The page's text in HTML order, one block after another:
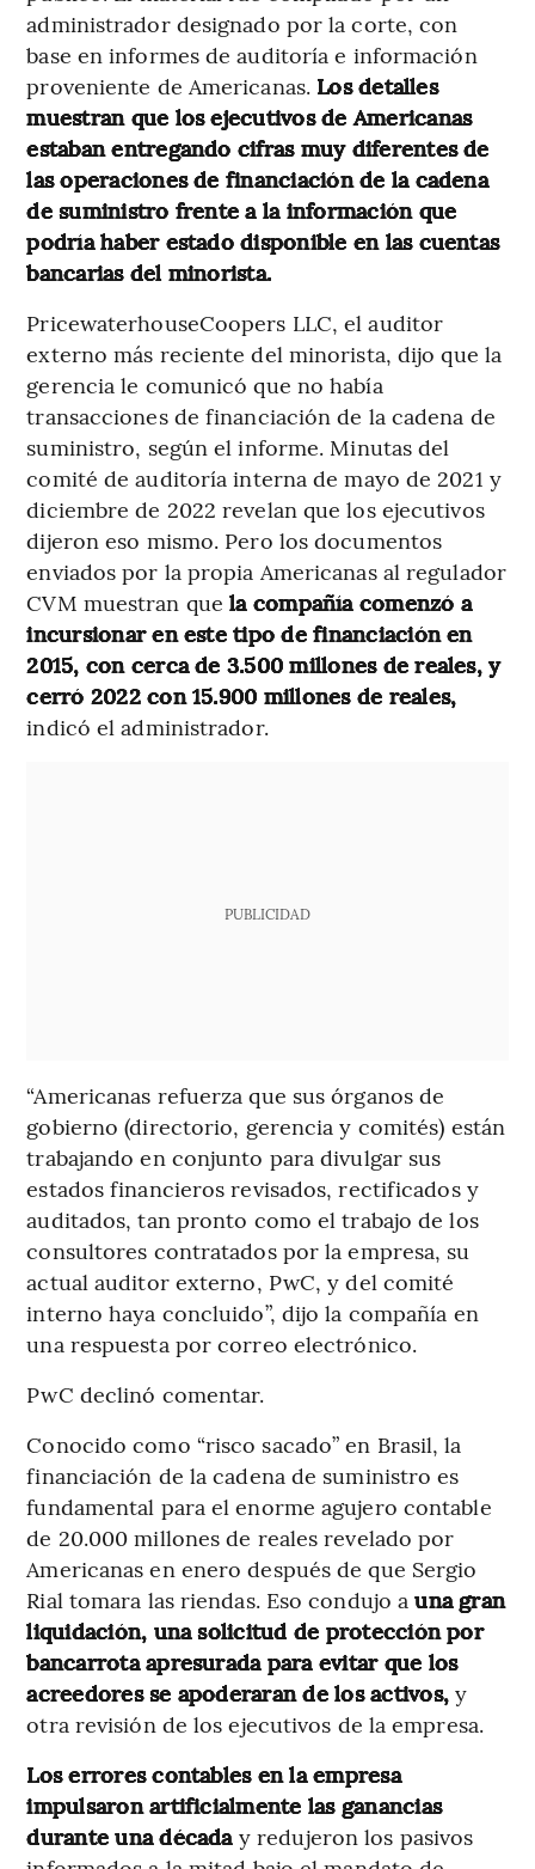
administrador designado por la corte, con
base en informes de auditoría e información
proveniente de Americanas. Los detalles
muestran que los ejecutivos de Americanas
estaban entregando cifras muy diferentes de
las operaciones de financiación de la cadena
de suministro frente a la información que
podría haber estado disponible en las cuentas
bancarias del minorista.
PricewaterhouseCoopers LLC, el auditor
externo más reciente del minorista, dijo que la
gerencia le comunicó que no había
transacciones de financiación de la cadena de
suministro, según el informe. Minutas del
comité de auditoría interna de mayo de 2021 y
diciembre de 2022 revelan que los ejecutivos
dijeron eso mismo. Pero los documentos
enviados por la propia Americanas al regulador
CVM muestran quela compañía comenzó a
incursionar en este tipo de financiación en
2015, con cerca de 3.500 millones de reales, y
cerró 2022 con 15.900 millones de reales,
indicó el administrador.
PUBLICIDAD
“Americanas refuerza que sus órganos de
gobierno (directorio, gerencia y comités) están
trabajando en conjunto para divulgar sus
estados financieros revisados, rectificados y
auditados, tan pronto como el trabajo de los
consultores contratados por la empresa, su
actual auditor externo, PwC, y del comité
interno haya concluido”, dijo la compañía en
una respuesta por correo electrónico.
PwC declinó comentar.
Conocido como “risco sacado” en Brasil, la
financiación de la cadena de suministro es
fundamental para el enorme agujero contable
de 20.000 millones de reales revelado por
Americanas en enero después de que Sergio
Rial tomara las riendas. Eso condujo auna gran
liquidación, una solicitud de protección por
bancarrota apresurada para evitar que los
acreedores se apoderaran de los activos, y
otra revisión de los ejecutivos de la empresa.
Los errores contables en la empresa
impulsaron artificialmente las ganancias
durante una década y redujeron los pasivos